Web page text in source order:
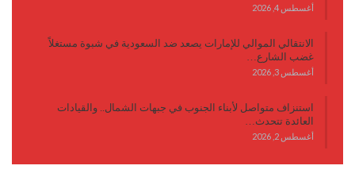
أغسطس 4, 2026
الانتقالي الموالي للإمارات يصعد ضد السعودية في شبوة مستغلاً
غضب الشارع…
أغسطس 3, 2026
استنزاف متواصل لأبناء الجنوب في جبهات الشمال.. والقيادات
العائدة تتحدث…
أغسطس 2, 2026